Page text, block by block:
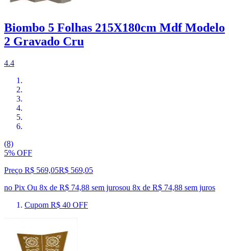
Biombo 5 Folhas 215X180cm Mdf Modelo
2 Gravado Cru
4.4
(8)
5% OFF
Preço R$ 569,05R$ 569,05
no Pix Ou 8x de R$ 74,88 sem jurosou 8x de R$ 74,88 sem juros
Cupom R$ 40 OFF